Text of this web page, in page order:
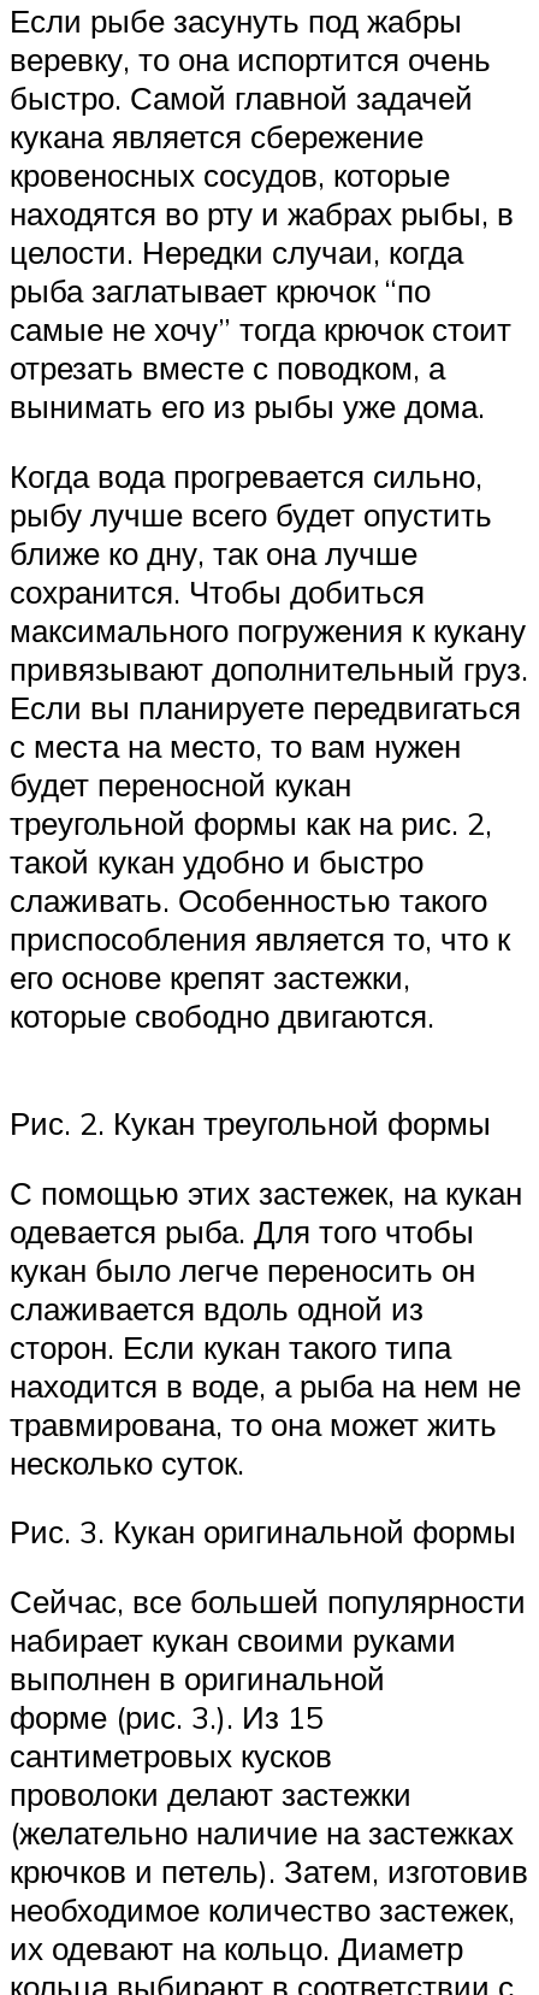
Если рыбе засунуть под жабры
веревку, то она испортится очень
быстро. Самой главной задачей
кукана является сбережение
кровеносных сосудов, которые
находятся во рту и жабрах рыбы, в
целости. Нередки случаи, когда
рыба заглатывает крючок “по
самые не хочу” тогда крючок стоит
отрезать вместе с поводком, а
вынимать его из рыбы уже дома.
Когда вода прогревается сильно,
рыбу лучше всего будет опустить
ближе ко дну, так она лучше
сохранится. Чтобы добиться
максимального погружения к кукану
привязывают дополнительный груз.
Если вы планируете передвигаться
с места на место, то вам нужен
будет переносной кукан
треугольной формы как на рис. 2,
такой кукан удобно и быстро
слаживать. Особенностью такого
приспособления является то, что к
его основе крепят застежки,
которые свободно двигаются.
Рис. 2. Кукан треугольной формы
С помощью этих застежек, на кукан
одевается рыба. Для того чтобы
кукан было легче переносить он
слаживается вдоль одной из
сторон. Если кукан такого типа
находится в воде, а рыба на нем не
травмирована, то она может жить
несколько суток.
Рис. 3. Кукан оригинальной формы
Сейчас, все большей популярности
набирает кукан своими руками
выполнен в оригинальной
форме (рис. 3.). Из 15
сантиметровых кусков
проволоки делают застежки
(желательно наличие на застежках
крючков и петель). Затем, изготовив
необходимое количество застежек,
их одевают на кольцо. Диаметр
кольца выбирают в соответствии с